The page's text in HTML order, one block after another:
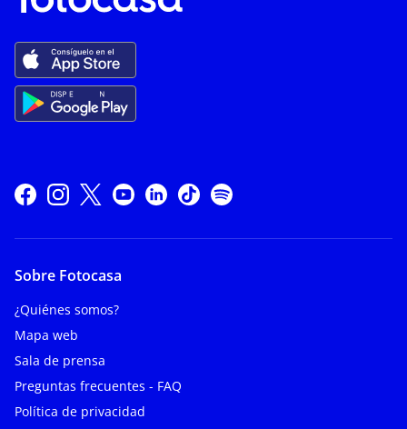
Sobre Fotocasa
¿Quiénes somos?
Mapa web
Sala de prensa
Preguntas frecuentes - FAQ
Política de privacidad